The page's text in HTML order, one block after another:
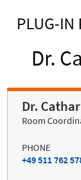
PLUG-IN
Dr.
Dr.
Room
PHONE
+49 511 762